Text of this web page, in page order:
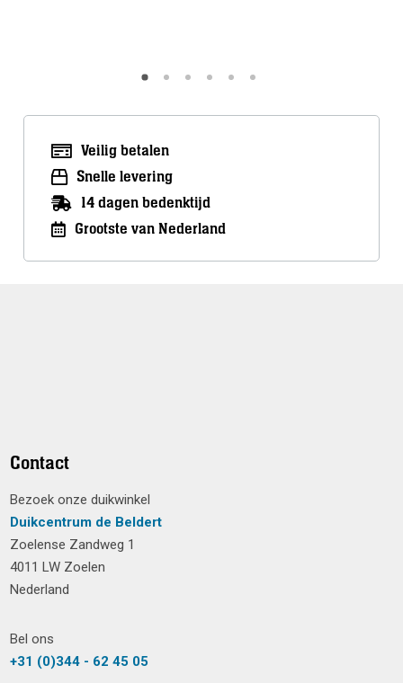
Veilig betalen
Snelle levering
14 dagen bedenktijd
Grootste van Nederland
Contact
Bezoek onze duikwinkel
Duikcentrum de Beldert
Zoelense Zandweg 1
4011 LW Zoelen
Nederland
Bel ons
+31 (0)344 - 62 45 05